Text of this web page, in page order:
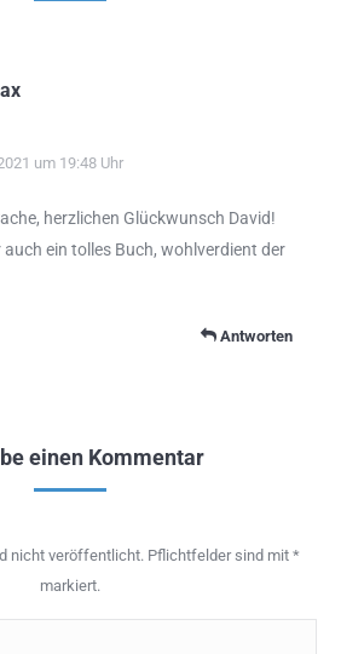
um 19:48 Uhr
herzlichen Glückwunsch David!
auch ein tolles Buch, wohlverdient der
Antworten
einen Kommentar
nicht veröffentlicht. Pflichtfelder sind mit *
markiert.